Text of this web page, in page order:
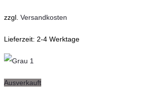
auf.
Optionen
können
der
zzgl. Versandkosten
Lieferzeit: 2-4 Werktage
Ausverkauft